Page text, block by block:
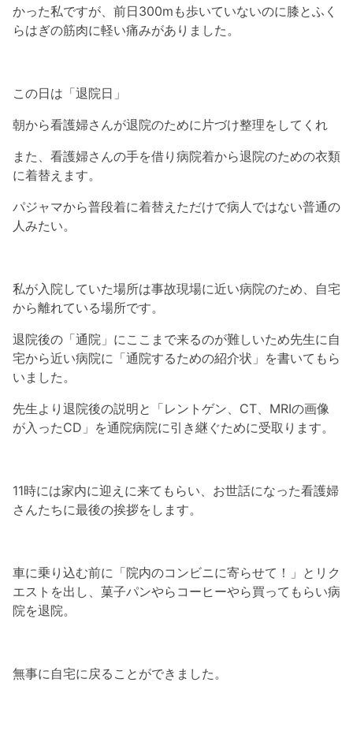
かった私ですが、前日300mも歩いていないのに膝とふく
らはぎの筋肉に軽い痛みがありました。
この日は「退院日」
朝から看護婦さんが退院のために片づけ整理をしてくれ
また、看護婦さんの手を借り病院着から退院のための衣類
に着替えます。
パジャマから普段着に着替えただけで病人ではない普通の
人みたい。
私が入院していた場所は事故現場に近い病院のため、自宅
から離れている場所です。
退院後の「通院」にここまで来るのが難しいため先生に自
宅から近い病院に「通院するための紹介状」を書いてもら
いました。
先生より退院後の説明と「レントゲン、CT、MRIの画像
が入ったCD」を通院病院に引き継ぐために受取ります。
11時には家内に迎えに来てもらい、お世話になった看護婦
さんたちに最後の挨拶をします。
車に乗り込む前に「院内のコンビニに寄らせて！」とリク
エストを出し、菓子パンやらコーヒーやら買ってもらい病
院を退院。
無事に自宅に戻ることができました。